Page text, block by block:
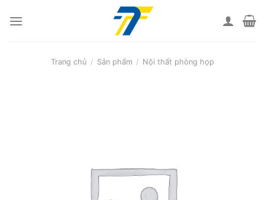
Trang chủ / Sản phẩm / Nội thất phòng họp